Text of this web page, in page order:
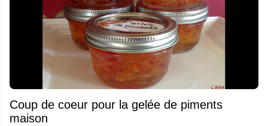
Coup de coeur pour la gelée de piments
maison